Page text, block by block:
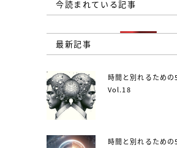
今読まれている記事
最新記事
時間と別れるための
Vol.18
時間と別れるための